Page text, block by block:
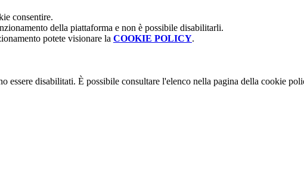
consentire.
della piattaforma e non è possibile disabilitarli.
potete visionare la COOKIE POLICY.
essere disabilitati. È possibile consultare l'elenco nella pagina della cookie